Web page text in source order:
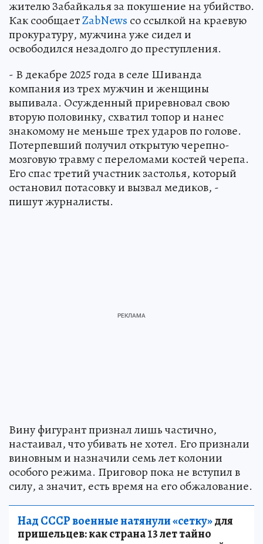
жителю Забайкалья за покушение на убийство.
Как сообщаетZabNews со ссылкой на краевую
прокуратуру, мужчина уже сидел и
освободился незадолго до преступления.
- В декабре 2025 года в селе Шиванда
компания из трех мужчин и женщины
выпивала. Осужденный приревновал свою
вторую половинку, схватил топор и нанес
знакомому не меньше трех ударов по голове.
Потерпевший получил открытую черепно-
мозговую травму с переломами костей черепа.
Его спас третий участник застолья, который
остановил потасовку и вызвал медиков, -
пишут журналисты.
Вину фигурант признал лишь частично,
настаивал, что убивать не хотел. Его признали
виновным и назначили семь лет колонии
особого режима. Приговор пока не вступил в
силу, а значит, есть время на его обжалование.
Над СССР военные натянули «сетку»для
пришельцев: как страна 13 лет тайно